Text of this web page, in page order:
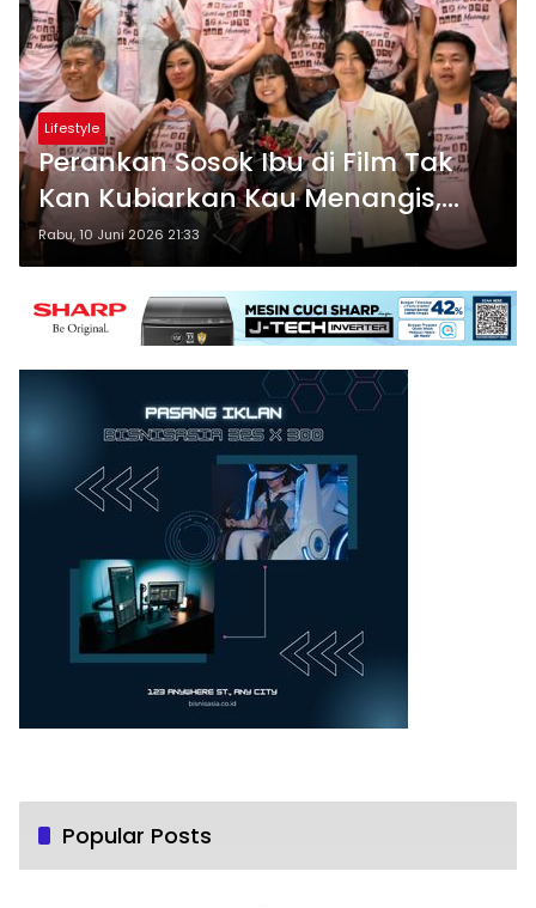
Lifestyle
Perankan Sosok Ibu di Film Tak
Kan Kubiarkan Kau Menangis,
Shanty Emosional Ingat Sosok
Ibundanya
Rabu, 10 Juni 2026 21:33
Popular Posts